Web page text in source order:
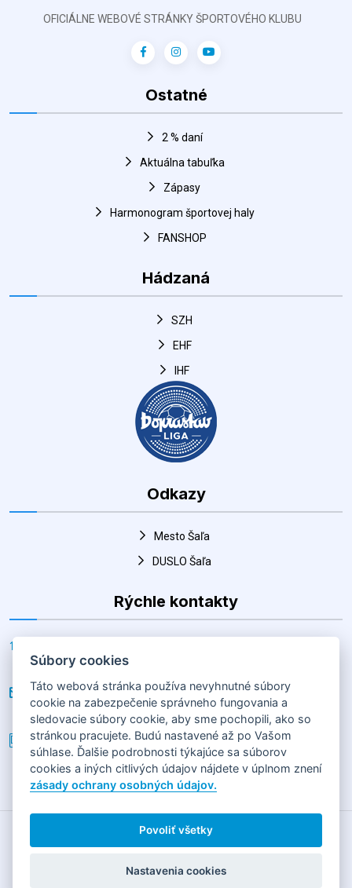
Aktuálna tabuľka
Hádzaná
EHF
Odkazy
DUSLO Šaľa
Rýchle kontakty
Horná 30, Šaľa 927 01, Slovenská republika
Telefón
+(421) 903 856 977
2026 HÁDZANÁRSKY KLUB SLOVAN DUSLO ŠAĽAHorná 30,
92701 Šaľa
GDPR|COOKIES
Obsah tejto stránky je vlastníctvom jej prevádzkovateľa
Súbory cookies
Táto webová stránka používa nevyhnutné súbory
cookie na zabezpečenie správneho fungovania a
sledovacie súbory cookie, aby sme pochopili, ako so
stránkou pracujete. Budú nastavené až po Vašom
súhlase. Ďalšie podrobnosti týkajúce sa súborov
cookies a iných citlivých údajov nájdete v úplnom znení
zásady ochrany osobných údajov.
Povoliť všetky
Nastavenia cookies